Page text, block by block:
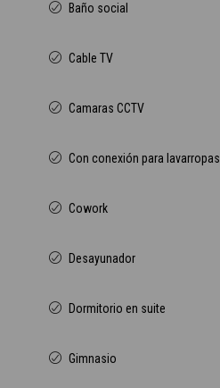
Baño social
Cable TV
Camaras CCTV
Con conexión para lavarropas
Cowork
Desayunador
Dormitorio en suite
Gimnasio